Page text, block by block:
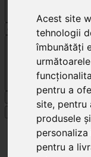
Acest site
tehnologii
îmbunătăți
pentru a
site, pentru
produsele
pentru a
Cluj-Napoca
Specialități
Clinici
Cluj-Napoca
Geriatrie